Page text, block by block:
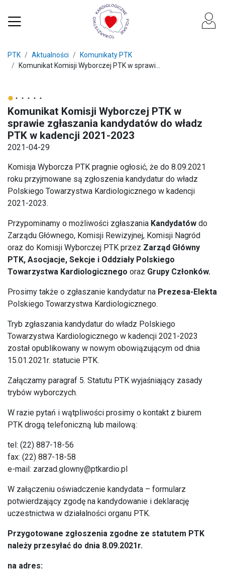
PTK Aktualności
Komunikaty PTK
Komunikat Komisji Wyborczej PTK w sprawi...
Komunikat Komisji Wyborczej PTK w
sprawie zgłaszania kandydatów do władz
PTK w kadencji 2021-2023
2021-04-29
Komisja Wyborcza PTK pragnie ogłosić, że do 8.09.2021
roku przyjmowane są zgłoszenia kandydatur do władz
Polskiego Towarzystwa Kardiologicznego w kadencji
2021-2023.
Przypominamy o możliwości zgłaszania Kandydatów do
Zarządu Głównego, Komisji Rewizyjnej, Komisji Nagród
oraz do Komisji Wyborczej PTK przez Zarząd Główny
PTK, Asocjacje, Sekcje i Oddziały Polskiego
Towarzystwa Kardiologicznego oraz Grupy Członków.
Prosimy także o zgłaszanie kandydatur na Prezesa-Elekta
Polskiego Towarzystwa Kardiologicznego.
Tryb zgłaszania kandydatur do władz Polskiego
Towarzystwa Kardiologicznego w kadencji 2021-2023
został opublikowany w nowym obowiązującym od dnia
15.01.2021r. statucie PTK.
Załączamy paragraf 5. Statutu PTK wyjaśniający zasady
trybów wyborczych.
W razie pytań i wątpliwości prosimy o kontakt z biurem
PTK drogą telefoniczną lub mailową:
tel: (22) 887-18-56
fax: (22) 887-18-58
e-mail: zarzad.glowny@ptkardio.pl
W załączeniu oświadczenie kandydata – formularz
potwierdzający zgodę na kandydowanie i deklarację
uczestnictwa w działalności organu PTK.
Przygotowane zgłoszenia zgodne ze statutem PTK
należy przesyłać do dnia 8.09.2021r.
na adres: